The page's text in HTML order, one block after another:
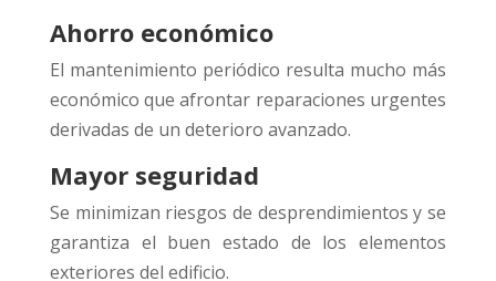
Ahorro económico
El mantenimiento periódico resulta mucho más
económico que afrontar reparaciones urgentes
derivadas de un deterioro avanzado.
Mayor seguridad
Se minimizan riesgos de desprendimientos y se
garantiza el buen estado de los elementos
exteriores del edificio.